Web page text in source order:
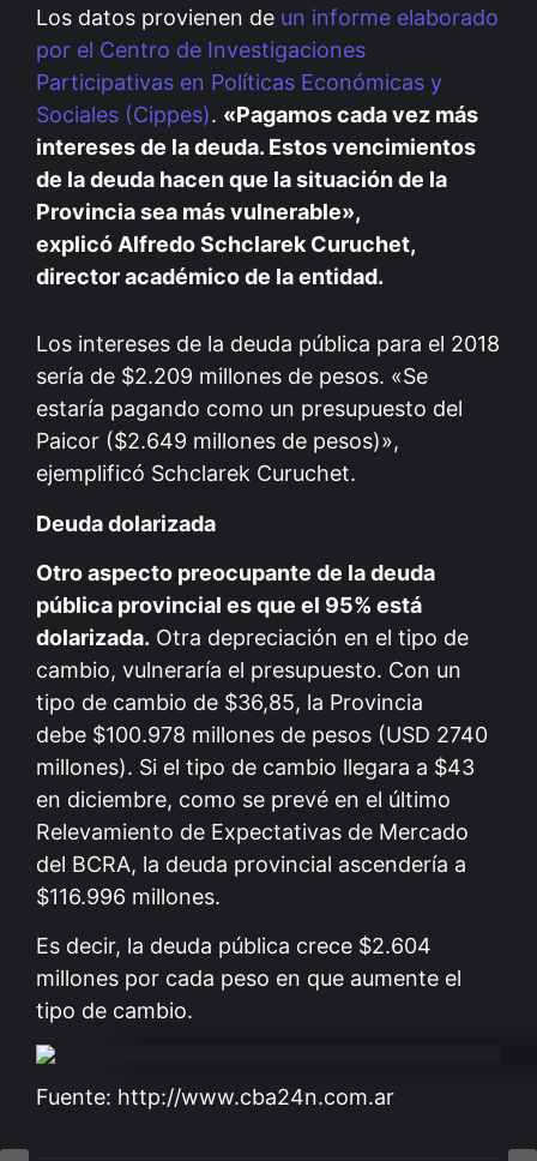
Los datos provienen de un informe elaborado
por el Centro de Investigaciones
Participativas en Políticas Económicas y
Sociales (Cippes). «Pagamos cada vez más
intereses de la deuda. Estos vencimientos
de la deuda hacen que la situación de la
Provincia sea más vulnerable»,
explicó Alfredo Schclarek Curuchet,
director académico de la entidad.
Los intereses de la deuda pública para el 2018
sería de $2.209 millones de pesos. «Se
estaría pagando como un presupuesto del
Paicor ($2.649 millones de pesos)»,
ejemplificó Schclarek Curuchet.
Deuda dolarizada
Otro aspecto preocupante de la deuda
pública provincial es que el 95% está
dolarizada. Otra depreciación en el tipo de
cambio, vulneraría el presupuesto. Con un
tipo de cambio de $36,85, la Provincia
debe $100.978 millones de pesos (USD 2740
millones). Si el tipo de cambio llegara a $43
en diciembre, como se prevé en el último
Relevamiento de Expectativas de Mercado
del BCRA, la deuda provincial ascendería a
$116.996 millones.
Es decir, la deuda pública crece $2.604
millones por cada peso en que aumente el
tipo de cambio.
Fuente: http://www.cba24n.com.ar